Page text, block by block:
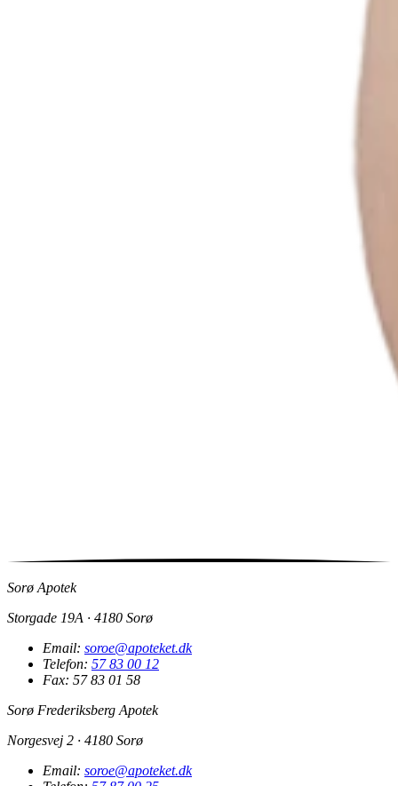
Sorø Apotek
Storgade 19A · 4180 Sorø
Email: soroe@apoteket.dk
Telefon: 57 83 00 12
Fax: 57 83 01 58
Sorø Frederiksberg Apotek
Norgesvej 2 · 4180 Sorø
Email: soroe@apoteket.dk